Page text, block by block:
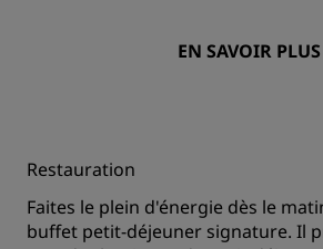
EN SAVOIR PLUS
Restauration
Faites le plein d'énergie dès le
buffet petit-déjeuner signature. Il